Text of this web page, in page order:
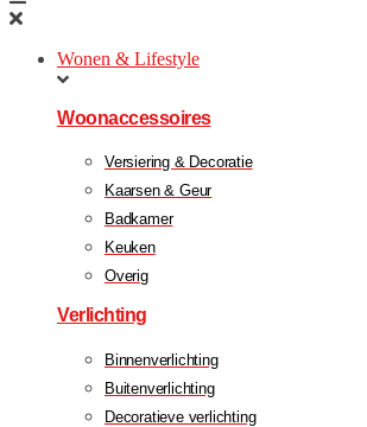
Wonen & Lifestyle
Woonaccessoires
Versiering & Decoratie
Kaarsen & Geur
Badkamer
Keuken
Overig
Verlichting
Binnenverlichting
Buitenverlichting
Decoratieve verlichting